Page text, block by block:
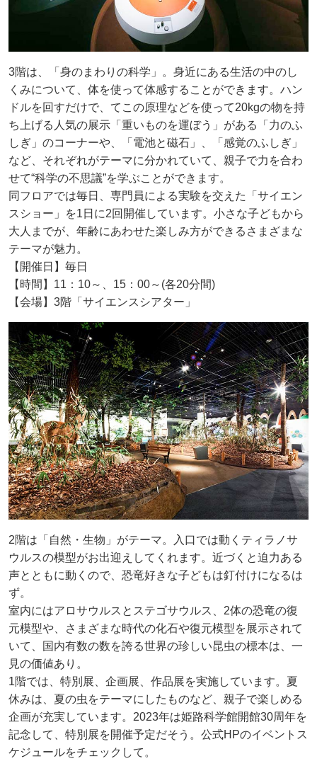
3階は、「身のまわりの科学」。身近にある生活の中のし
くみについて、体を使って体感することができます。ハン
ドルを回すだけで、てこの原理などを使って20kgの物を持
ち上げる人気の展示「重いものを運ぼう」がある「力のふ
しぎ」のコーナーや、「電池と磁石」、「感覚のふしぎ」
など、それぞれがテーマに分かれていて、親子で力を合わ
せて“科学の不思議”を学ぶことができます。
同フロアでは毎日、専門員による実験を交えた「サイエン
スショー」を1日に2回開催しています。小さな子どもから
大人までが、年齢にあわせた楽しみ方ができるさまざまな
テーマが魅力。
【開催日】毎日
【時間】11：10～、15：00～(各20分間)
【会場】3階「サイエンスシアター」
2階は「自然・生物」がテーマ。入口では動くティラノサ
ウルスの模型がお出迎えしてくれます。近づくと迫力ある
声とともに動くので、恐竜好きな子どもは釘付けになるは
ず。
室内にはアロサウルスとステゴサウルス、2体の恐竜の復
元模型や、さまざまな時代の化石や復元模型を展示されて
いて、国内有数の数を誇る世界の珍しい昆虫の標本は、一
見の価値あり。
1階では、特別展、企画展、作品展を実施しています。夏
休みは、夏の虫をテーマにしたものなど、親子で楽しめる
企画が充実しています。2023年は姫路科学館開館30周年を
記念して、特別展を開催予定だそう。公式HPのイベントス
ケジュールをチェックして。